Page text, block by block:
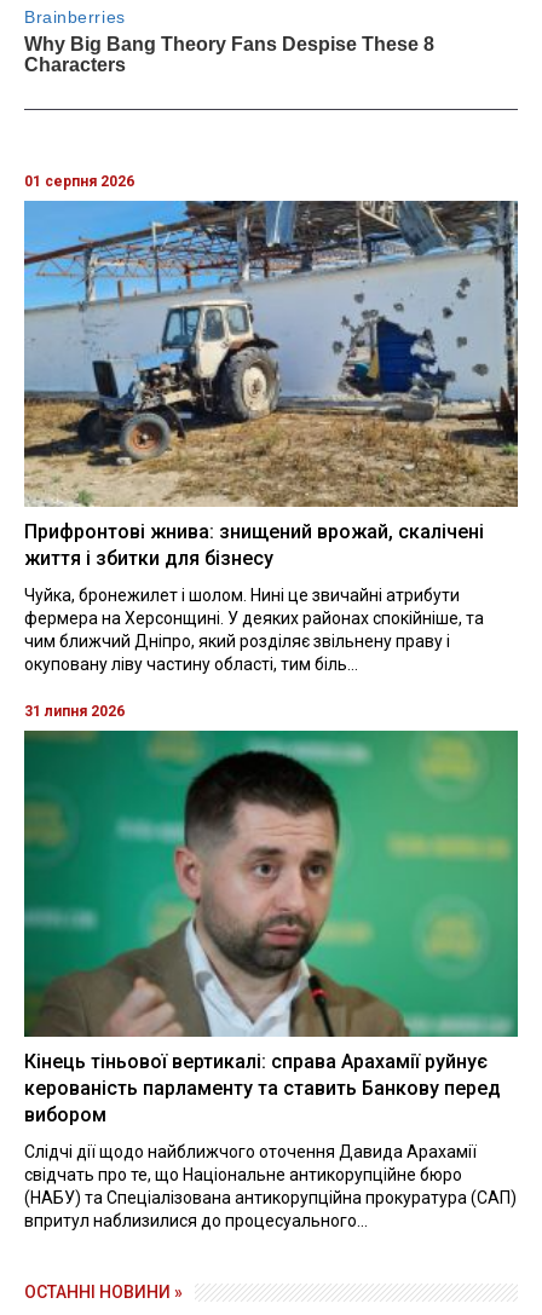
01 серпня 2026
Прифронтові жнива: знищений врожай, скалічені
життя і збитки для бізнесу
Чуйка, бронежилет і шолом. Нині це звичайні атрибути
фермера на Херсонщині. У деяких районах спокійніше, та
чим ближчий Дніпро, який розділяє звільнену праву і
окуповану ліву частину області, тим біль...
31 липня 2026
Кінець тіньової вертикалі: справа Арахамії руйнує
керованість парламенту та ставить Банкову перед
вибором
Слідчі дії щодо найближчого оточення Давида Арахамії
свідчать про те, що Національне антикорупційне бюро
(НАБУ) та Спеціалізована антикорупційна прокуратура (САП)
впритул наблизилися до процесуального...
ОСТАННІ НОВИНИ »